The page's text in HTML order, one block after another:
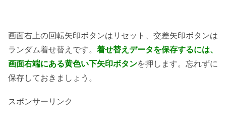
画面右上の回転矢印ボタンはリセット、交差矢印ボタンは
ランダム着せ替えです。 着せ替えデータを保存するには、
画面右端にある黄色い下矢印ボタンを押します。忘れずに
保存しておきましょう。
スポンサーリンク